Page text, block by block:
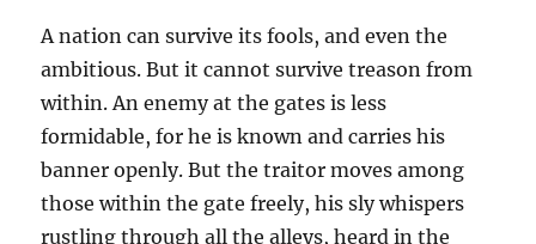
A nation can survive its fools, and even the
ambitious. But it cannot survive treason from
within. An enemy at the gates is less
formidable, for he is known and carries his
banner openly. But the traitor moves among
those within the gate freely, his sly whispers
rustling through all the alleys, heard in the